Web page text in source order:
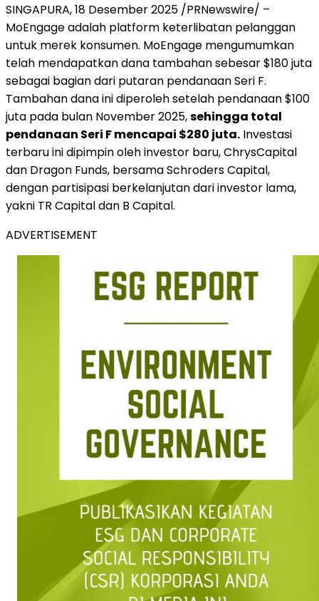
SINGAPURA,18 Desember 2025 /PRNewswire/ –
MoEngage adalah platform keterlibatan pelanggan
untuk merek konsumen. MoEngage mengumumkan
telah mendapatkan dana tambahan sebesar$180juta
sebagai bagian dari putaran pendanaan Seri F.
Tambahan dana ini diperoleh setelah pendanaan$100
juta pada bulan November 2025,sehingga total
pendanaan Seri F mencapai $280 juta. Investasi
terbaru ini dipimpin oleh investor baru, ChrysCapital
dan Dragon Funds, bersama Schroders Capital,
dengan partisipasi berkelanjutan dari investor lama,
yakni TR Capital dan B Capital.
ADVERTISEMENT